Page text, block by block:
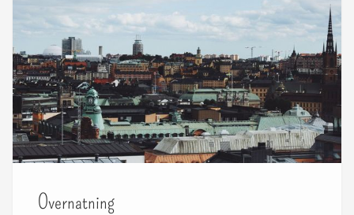
Overnatning